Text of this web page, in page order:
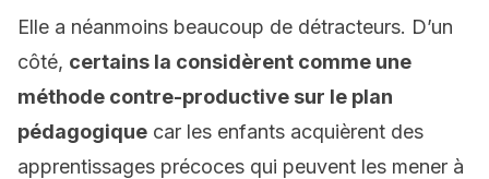
Elle a néanmoins beaucoup de détracteurs. D’un
côté, certains la considèrent comme une
méthode contre-productive sur le plan
pédagogique car les enfants acquièrent des
apprentissages précoces qui peuvent les mener à